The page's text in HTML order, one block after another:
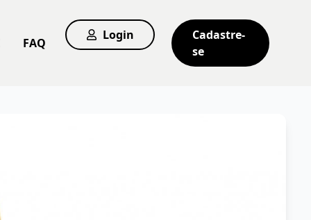
FAQ
Login
Cadastre-
se